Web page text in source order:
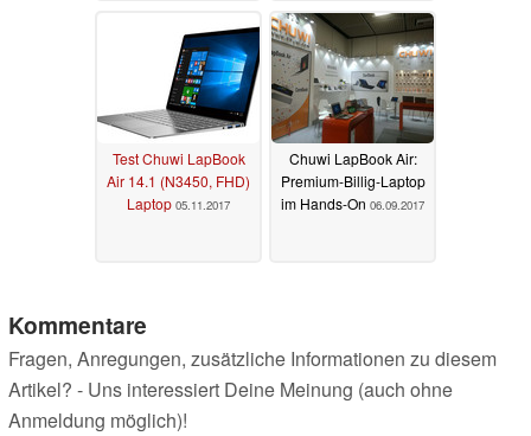
Test Chuwi LapBook
Air 14.1 (N3450, FHD)
Laptop 05.11.2017
Chuwi LapBook Air:
Premium-Billig-Laptop
im Hands-On 06.09.2017
Kommentare
Fragen, Anregungen, zusätzliche Informationen zu diesem
Artikel? - Uns interessiert Deine Meinung (auch ohne
Anmeldung möglich)!